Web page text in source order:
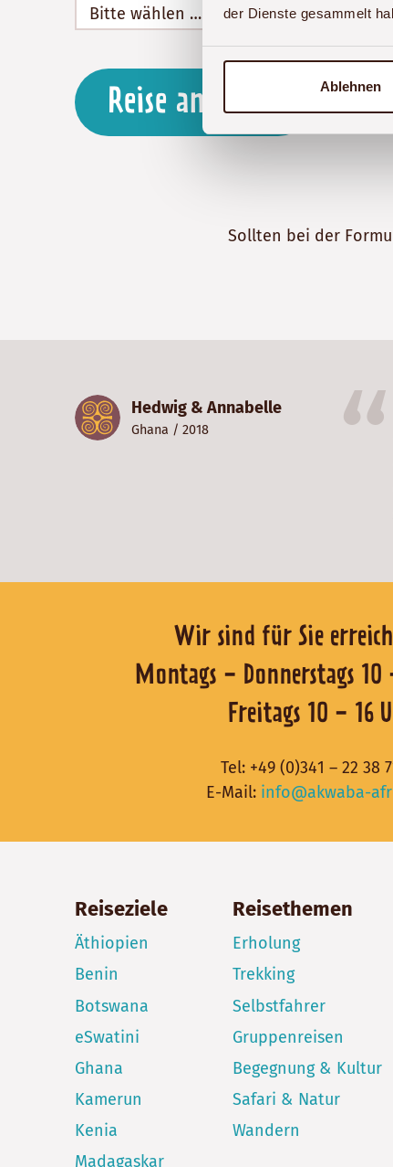
der Dienste gesammelt
Ablehnen
Reise anfragen
Sollten bei der
Hedwig & Annabelle
Ghana / 2018
Wir sind für Sie
Montags -
Freitags 10 - 16
Tel: +49 (0)341 – 22 38
E-Mail: info@akwaba-
Reiseziele
Äthiopien
Benin
Botswana
eSwatini
Ghana
Kamerun
Kenia
Madagaskar
Reisethemen
Erholung
Trekking
Selbstfahrer
Gruppenreisen
Begegnung & Kultur
Safari & Natur
Wandern